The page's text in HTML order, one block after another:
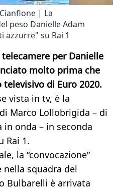
| La
peso Danielle Adam
azzurre" su Rai 1
per Danielle
molto prima che
di Euro 2020.
vista in tv, è la
Marco Lollobrigida – di
in onda – in seconda
Rai 1.
la “convocazione”
squadra del
Bulbarelli è arrivata